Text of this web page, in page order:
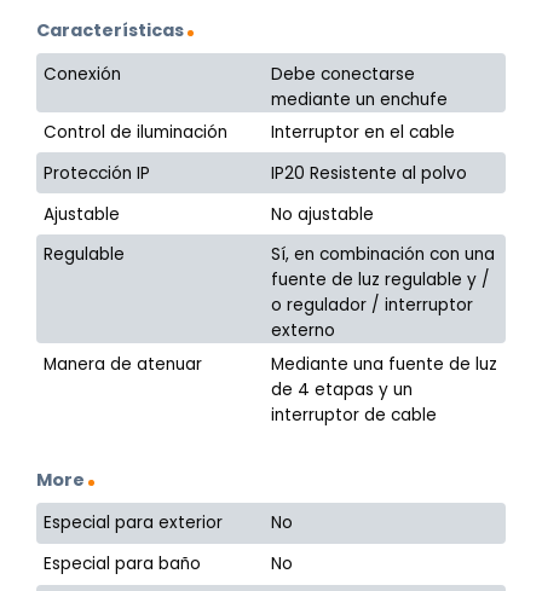
Características
Conexión
Debe conectarse
mediante un enchufe
Control de iluminación
Interruptor en el cable
Protección IP
IP20 Resistente al polvo
Ajustable
No ajustable
Regulable
Sí, en combinación con una
fuente de luz regulable y /
o regulador / interruptor
externo
Manera de atenuar
Mediante una fuente de luz
de 4 etapas y un
interruptor de cable
More
Especial para exterior
No
Especial para baño
No